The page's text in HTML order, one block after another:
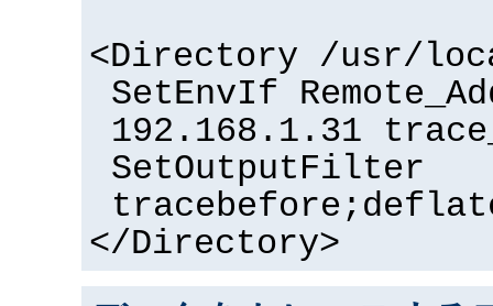
<Directory /usr/
SetEnvIf
192.168.1.31
SetOutputFilter
</Directory>